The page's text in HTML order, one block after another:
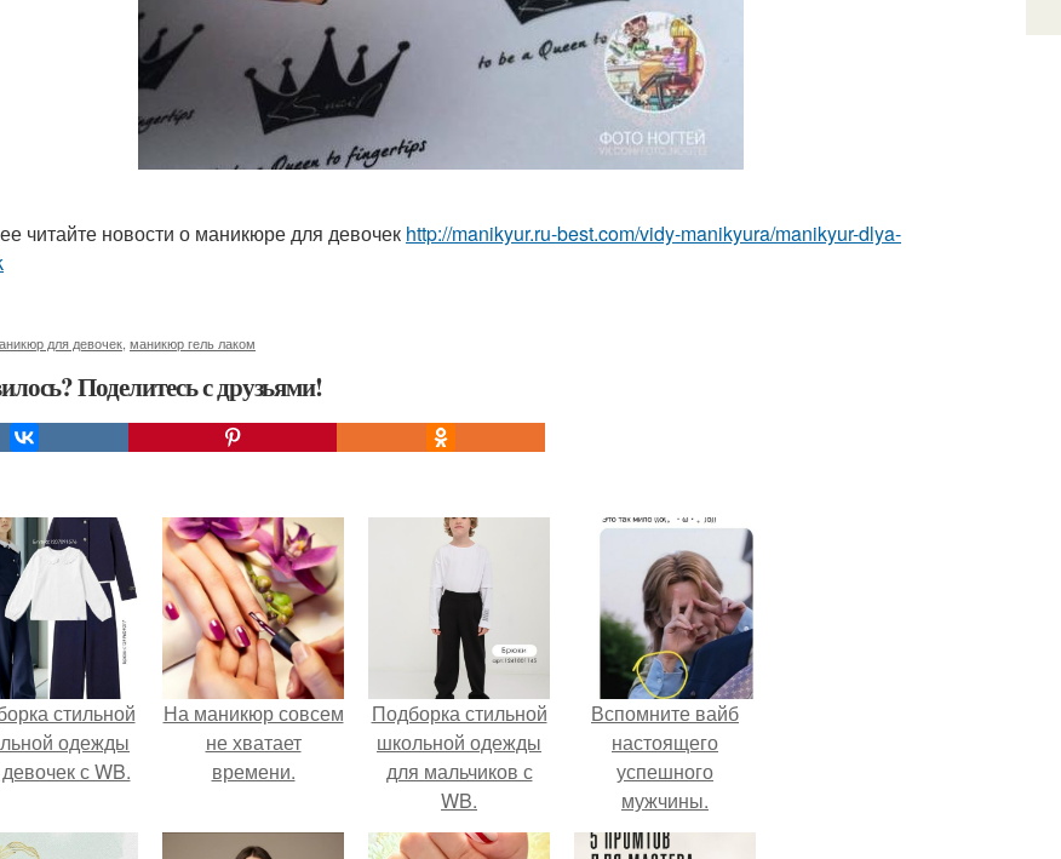
читайте новости о маникюре для девочек http://manikyur.ru-best.com/vidy-manikyura/manikyur-dlya-
для девочек маникюр гель лаком
Поделитесь с друзьями!
стильной
одежды
с WB.
На маникюр совсем
не хватает
времени.
Подборка стильной
школьной одежды
для мальчиков с
WB.
Вспомните вайб
настоящего
успешного
мужчины.